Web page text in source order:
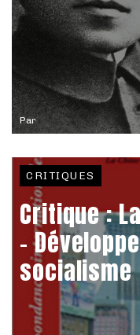
Par
CRITIQUES
Critique :
-
socialisme